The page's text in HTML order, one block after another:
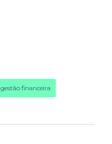
gestão financeira